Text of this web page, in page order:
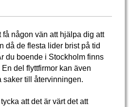
få någon vän att hjälpa dig att
då de flesta lider brist på tid
du boende i Stockholm finns
del flyttfirmor kan även
saker till återvinningen.
att det är värt det att